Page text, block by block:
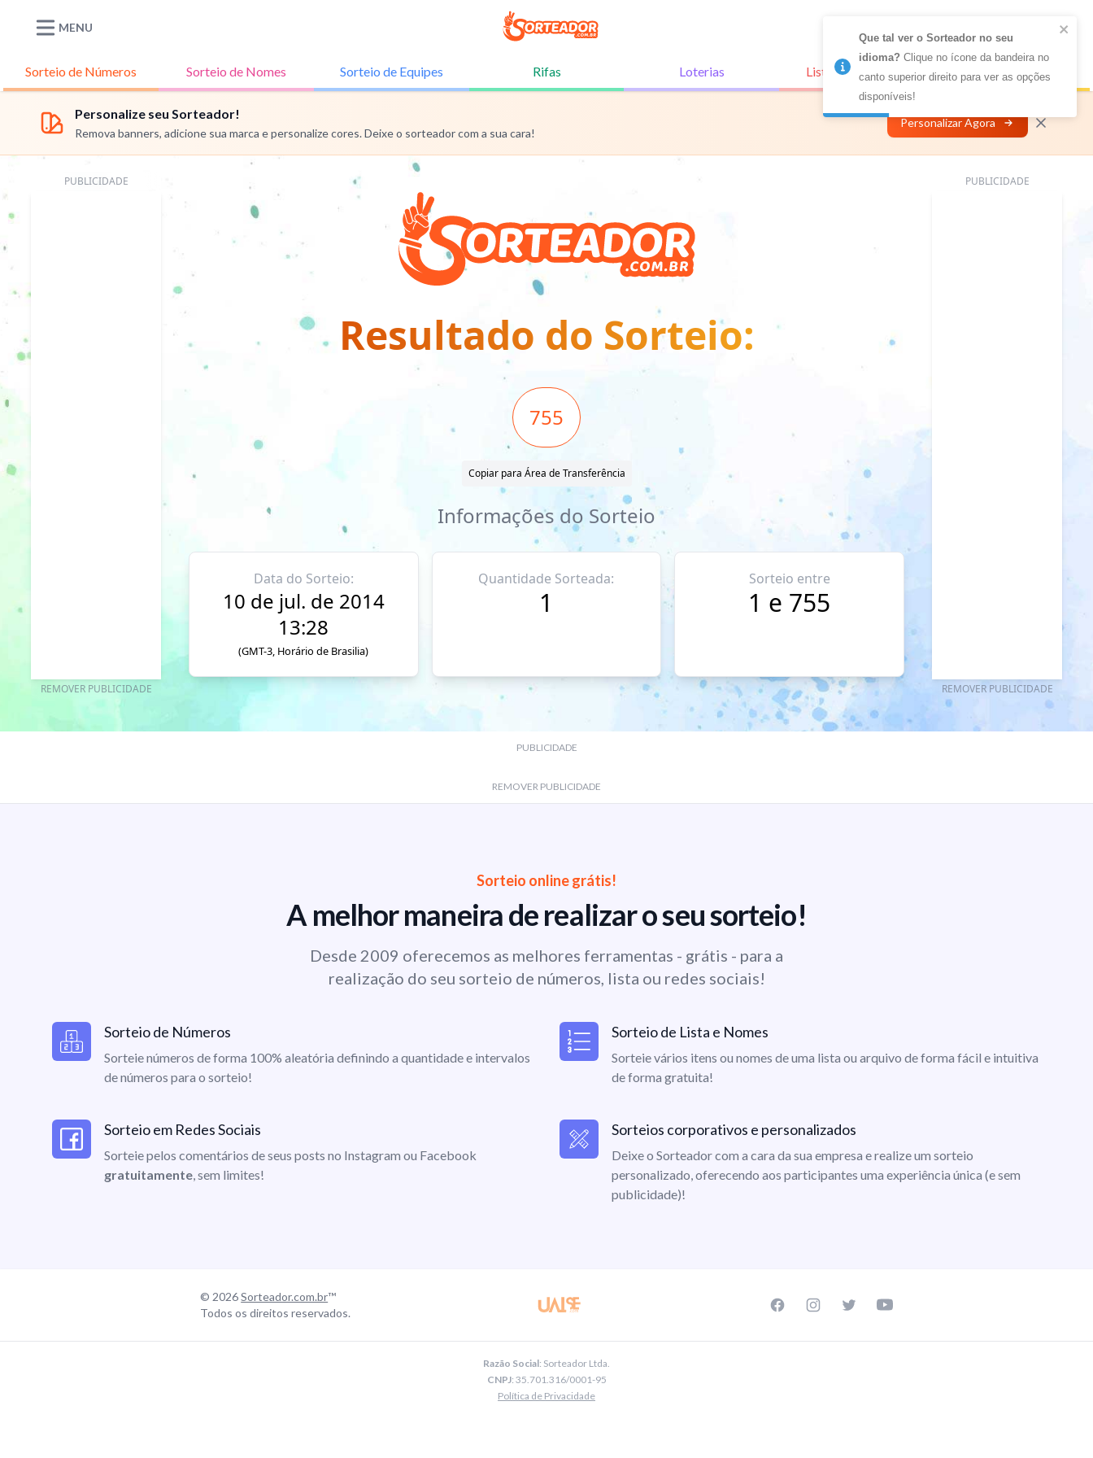
MENU
Sorteio deNúmeros Sorteio deNomes Sorteio deEquipes Rifas Loterias Listas Conectadas Personalizar
Personalize seu Sorteador!
Remova banners, adicione sua marca e personalize cores. Deixe o sorteador com a sua cara!
Personalizar Agora
PUBLICIDADE
REMOVER PUBLICIDADE
Resultado do Sorteio:
755
Copiar para Área de Transferência
Informações do Sorteio
Data do Sorteio:
10 de jul. de 2014
13:28
(GMT-3, Horário de Brasilia)
Quantidade Sorteada:
1
Sorteio entre
1 e 755
PUBLICIDADE
REMOVER PUBLICIDADE
PUBLICIDADE
REMOVER PUBLICIDADE
Sorteio online grátis!
A melhor maneira de realizar o seu sorteio!
Desde 2009 oferecemos as melhores ferramentas - grátis - para a
realização do seu sorteio de números, lista ou redes sociais!
Sorteio de Números
Sorteie números de forma 100% aleatória definindo a quantidade e intervalos
de números para o sorteio!
Sorteio de Lista e Nomes
Sorteie vários itens ou nomes de uma lista ou arquivo de forma fácil e intuitiva
de forma gratuita!
Sorteio em Redes Sociais
Sorteie pelos comentários de seus posts no Instagram ou Facebook
gratuitamente, sem limites!
Sorteios corporativos e personalizados
Deixe o Sorteador com a cara da sua empresa e realize um sorteio
personalizado, oferecendo aos participantes uma experiência única (e sem
publicidade)!
© 2026Sorteador.com.br™
Todos os direitos reservados.
Razão Social: Sorteador Ltda.
CNPJ: 35.701.316/0001-95
Política de Privacidade
Que tal ver o Sorteador no seu
idioma? Clique no ícone da bandeira no
canto superior direito para ver as opções
disponíveis!